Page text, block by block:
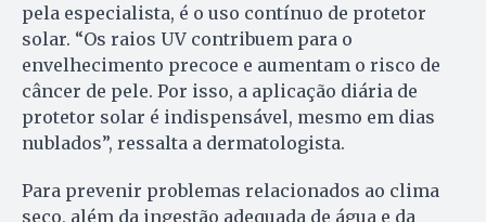
pela especialista, é o uso contínuo de protetor
solar. “Os raios UV contribuem para o
envelhecimento precoce e aumentam o risco de
câncer de pele. Por isso, a aplicação diária de
protetor solar é indispensável, mesmo em dias
nublados”, ressalta a dermatologista.
Para prevenir problemas relacionados ao clima
seco, além da ingestão adequada de água e da